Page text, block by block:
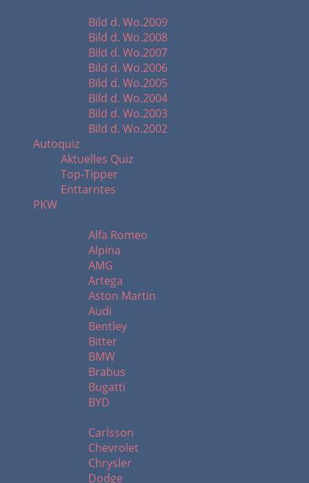
Bild d. Wo.2009
Bild d. Wo.2008
Bild d. Wo.2007
Bild d. Wo.2006
Bild d. Wo.2005
Bild d. Wo.2004
Bild d. Wo.2003
Bild d. Wo.2002
Autoquiz
Aktuelles Quiz
Top-Tipper
Enttarntes
PKW
Alfa Romeo
Alpina
AMG
Artega
Aston Martin
Audi
Bentley
Bitter
BMW
Brabus
Bugatti
BYD
Carlsson
Chevrolet
Chrysler
Dodge